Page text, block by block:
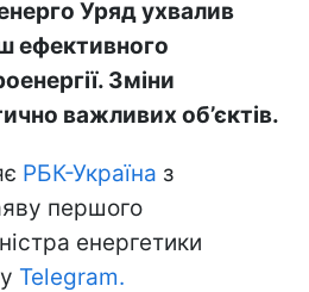
Уряд ухвалив
ефективного
Зміни
важливих об’єктів.
РБК-Україна з
першого
енергетики
Telegram.